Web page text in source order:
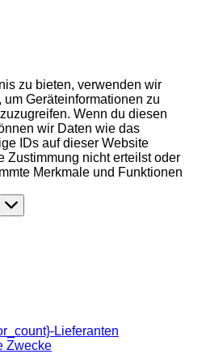
zu bieten, verwenden wir
Geräteinformationen zu
Wenn du diesen
wir Daten wie das
IDs auf dieser Website
Zustimmung nicht erteilst oder
Merkmale und Funktionen
Lieferanten
Zwecke